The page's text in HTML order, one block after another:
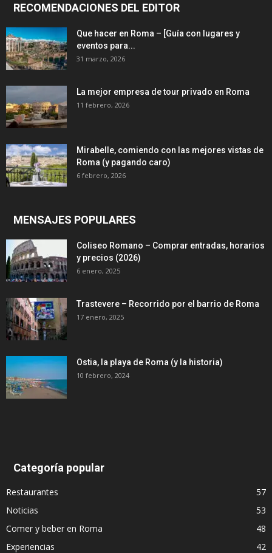
RECOMENDACIONES DEL EDITOR
Que hacer en Roma – [Guía con lugares y
eventos para...
31 marzo, 2026
La mejor empresa de tour privado en Roma
11 febrero, 2026
Mirabelle, comiendo con las mejores vistas de
Roma (y pagando caro)
6 febrero, 2026
MENSAJES POPULARES
Coliseo Romano – Comprar entradas, horarios
y precios (2026)
6 enero, 2025
Trastevere – Recorrido por el barrio de Roma
17 enero, 2025
Ostia, la playa de Roma (y la historia)
10 febrero, 2024
Categoría popular
Restaurantes
57
Noticias
53
Comer y beber en Roma
48
Experiencias
42